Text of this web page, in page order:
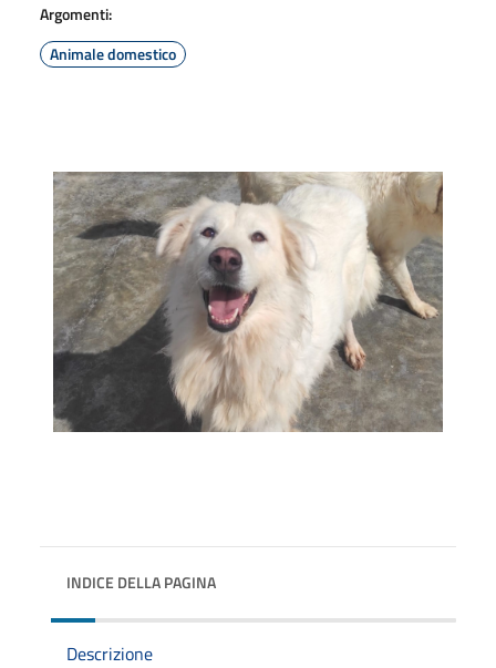
Argomenti:
Animale domestico
INDICE DELLA PAGINA
Descrizione